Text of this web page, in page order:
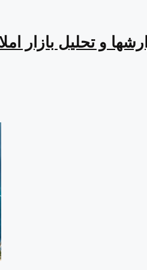
و تحلیل بازار